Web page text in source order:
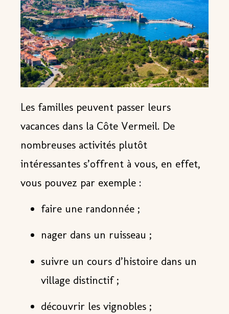
Les familles peuvent passer leurs
vacances dans la Côte Vermeil. De
nombreuses activités plutôt
intéressantes s’offrent à vous, en effet,
vous pouvez par exemple :
faire une randonnée ;
nager dans un ruisseau ;
suivre un cours d’histoire dans un
village distinctif ;
découvrir les vignobles ;